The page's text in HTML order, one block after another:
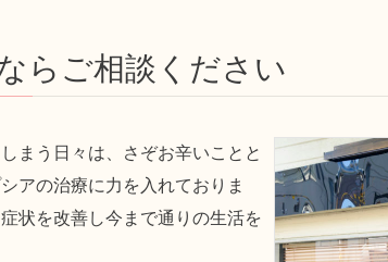
らご相談ください
まう日々は、さぞお辛いことと
アの治療に力を入れておりま
状を改善し今まで通りの生活を